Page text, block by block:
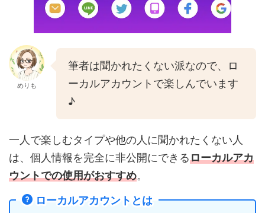
めりも
筆者は聞かれたくない派なので、ロ
ーカルアカウントで楽しんでいます
♪
一人で楽しむタイプや他の人に聞かれたくない人
は、個人情報を完全に非公開にできるローカルアカ
ウントでの使用がおすすめ。
ローカルアカウントとは